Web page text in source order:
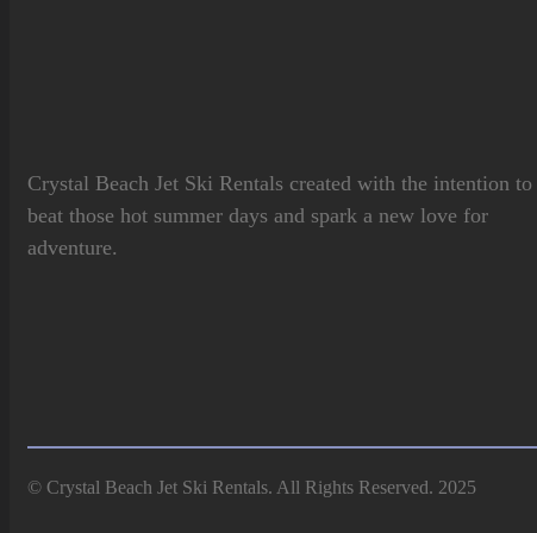
Crystal Beach Jet Ski Rentals created with the intention to
beat those hot summer days and spark a new love for
adventure.
© Crystal Beach Jet Ski Rentals. All Rights Reserved. 2025